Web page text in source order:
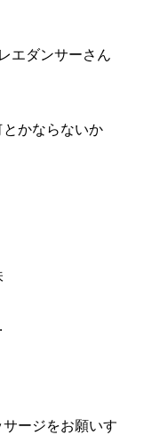
エダンサーさん
かならないか
ージをお願いす